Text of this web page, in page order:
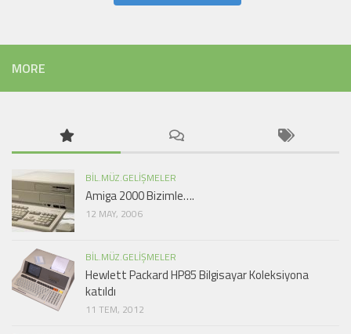
MORE
BIL.MÜZ.GELIŞMELER
Amiga 2000 Bizimle….
12 MAY, 2006
BIL.MÜZ.GELIŞMELER
Hewlett Packard HP85 Bilgisayar Koleksiyona
katıldı
11 TEM, 2012